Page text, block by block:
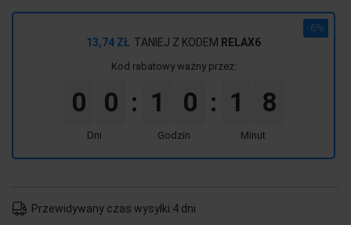
13,74 ZŁ TANIEJ Z KODEM RELAX6
Kod rabatowy ważny przez:
-6%
0 0
Dni
: 1 0
Godzin
: 1 8
Minut
Przewidywany czas wysyłki:4 dni